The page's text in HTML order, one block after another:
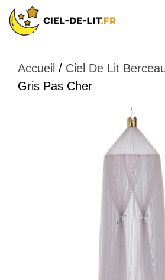
Aller
au
Accueil / Ciel De Lit
Gris Pas Cher